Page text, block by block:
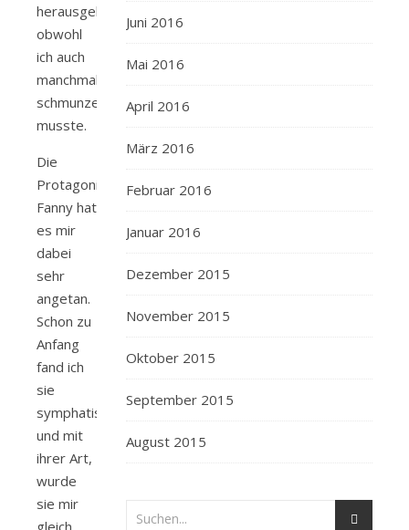
herausgekommen,
obwohl
ich auch
manchmal
schmunzeln
musste.
Die
Protagonistin
Fanny hat
es mir
dabei
sehr
angetan.
Schon zu
Anfang
fand ich
sie
symphatisch
und mit
ihrer Art,
wurde
sie mir
gleich
Juni 2016
Mai 2016
April 2016
März 2016
Februar 2016
Januar 2016
Dezember 2015
November 2015
Oktober 2015
September 2015
August 2015